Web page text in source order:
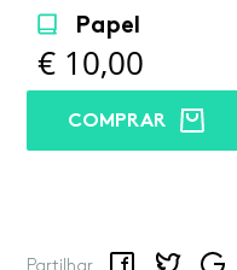
Papel
€ 10,00
COMPRAR
FacebookTwitterGoogle